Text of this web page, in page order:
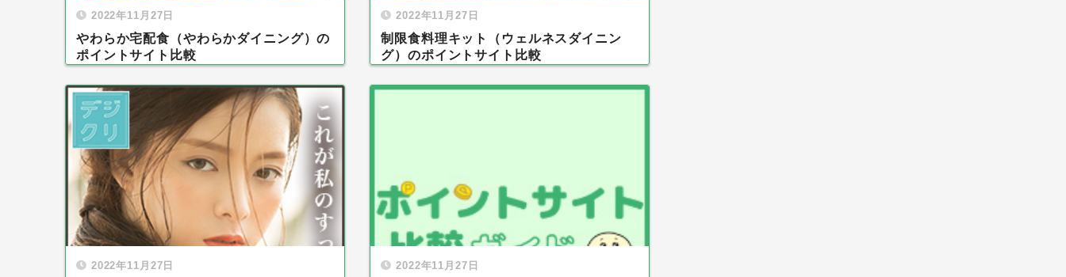
2022年11月27日
やわらか宅配食（やわらかダイニング）の
ポイントサイト比較
2022年11月27日
制限食料理キット（ウェルネスダイニン
グ）のポイントサイト比較
2022年11月27日 2022年11月27日